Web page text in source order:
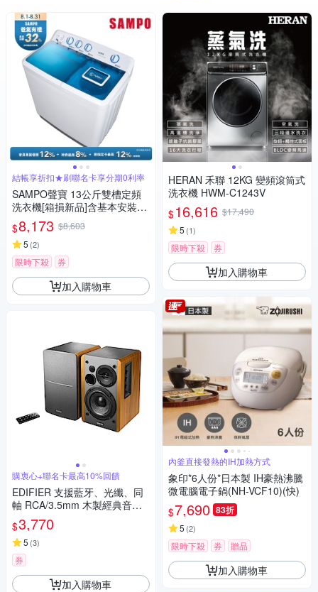
結帳享折扣★刷聯名卡享分期0利率
SAMPO聲寶 13公斤雙槽定頻
洗衣機[箱損新品]含基本安裝
+舊機回收
$8,173 $8,603
5 (2)
限時下殺 券
加入購物車
購衷心+聯名卡最高10%回饋
EDIFIER 支援藍牙、光纖、同
軸 RCA/3.5mm 木製經典音箱
木紋色 R1280DB
$3,770
5 (3)
券
加入購物車
HERAN 禾聯 12KG 變頻滾筒式
洗衣機 HWM-C1243V
$16,616 $17,490
5 (1)
限時下殺 券
加入購物車
內釜直接發熱的IH加熱方式
象印*6人份*日本製 IH豪熱沸騰
微電腦電子鍋(NH-VCF10)(快)
$7,690 83折
5 (2)
限時下殺 券 贈品
加入購物車